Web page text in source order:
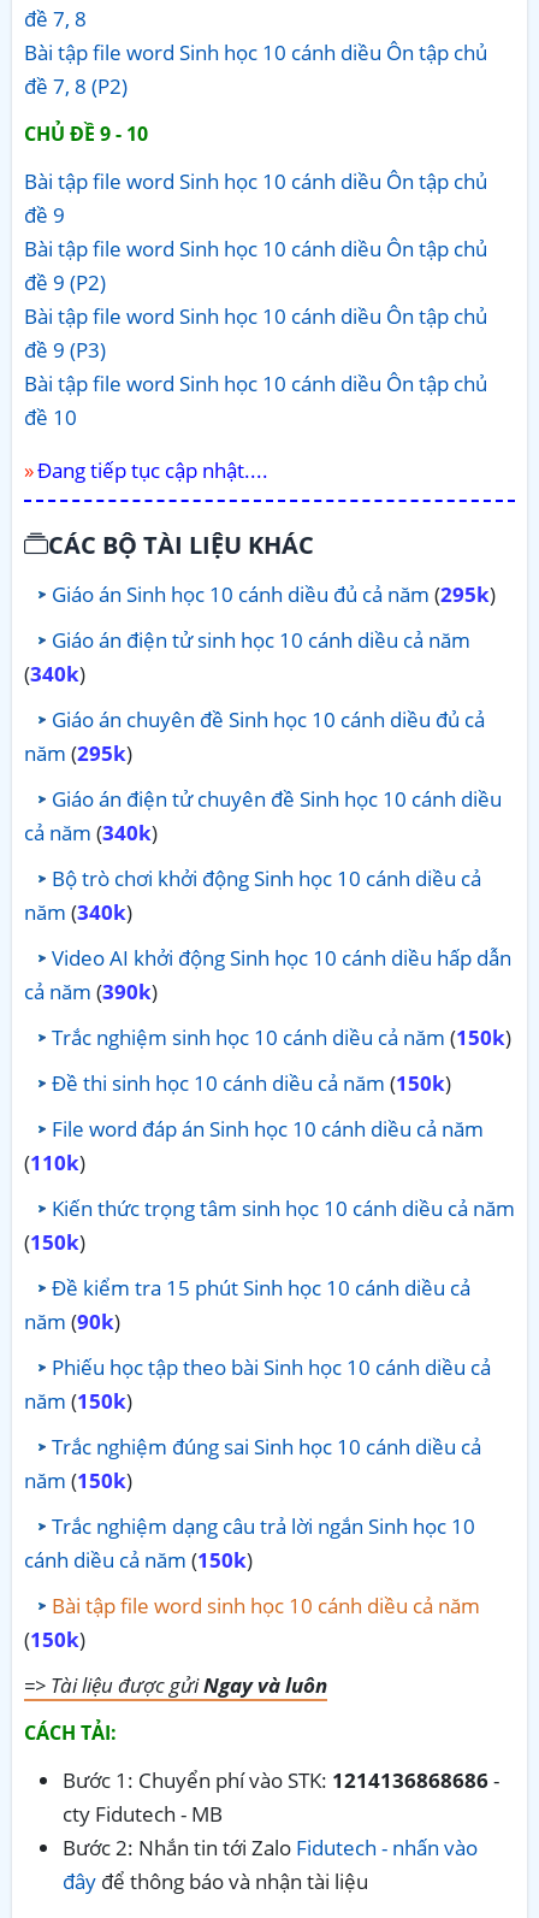
đề 7, 8
Bài tập file word Sinh học 10 cánh diều Ôn tập chủ
đề 7, 8 (P2)
CHỦ ĐỀ 9 - 10
Bài tập file word Sinh học 10 cánh diều Ôn tập chủ
đề 9
Bài tập file word Sinh học 10 cánh diều Ôn tập chủ
đề 9 (P2)
Bài tập file word Sinh học 10 cánh diều Ôn tập chủ
đề 9 (P3)
Bài tập file word Sinh học 10 cánh diều Ôn tập chủ
đề 10
Đang tiếp tục cập nhật....
CÁC BỘ TÀI LIỆU KHÁC
Giáo án Sinh học 10 cánh diều đủ cả năm (295k)
Giáo án điện tử sinh học 10 cánh diều cả năm
(340k)
Giáo án chuyên đề Sinh học 10 cánh diều đủ cả
năm (295k)
Giáo án điện tử chuyên đề Sinh học 10 cánh diều
cả năm (340k)
Bộ trò chơi khởi động Sinh học 10 cánh diều cả
năm (340k)
Video AI khởi động Sinh học 10 cánh diều hấp dẫn
cả năm (390k)
Trắc nghiệm sinh học 10 cánh diều cả năm (150k)
Đề thi sinh học 10 cánh diều cả năm (150k)
File word đáp án Sinh học 10 cánh diều cả năm
(110k)
Kiến thức trọng tâm sinh học 10 cánh diều cả năm
(150k)
Đề kiểm tra 15 phút Sinh học 10 cánh diều cả
năm (90k)
Phiếu học tập theo bài Sinh học 10 cánh diều cả
năm (150k)
Trắc nghiệm đúng sai Sinh học 10 cánh diều cả
năm (150k)
Trắc nghiệm dạng câu trả lời ngắn Sinh học 10
cánh diều cả năm (150k)
Bài tập file word sinh học 10 cánh diều cả năm
(150k)
=> Tài liệu được gửiNgay và luôn
CÁCH TẢI:
Bước 1: Chuyển phí vào STK: 1214136868686-
cty Fidutech - MB
Bước 2: Nhắn tin tới Zalo Fidutech - nhấn vào
đây để thông báo và nhận tài liệu